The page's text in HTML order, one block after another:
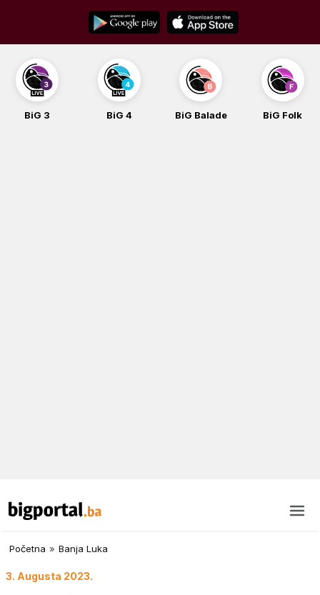
content
BiG 3 BiG 4 BiG Balade BiG Folk
Početna » Banja Luka
3. Augusta 2023.